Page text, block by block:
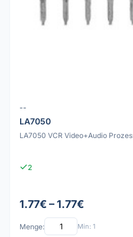
--
LA7050
LA7050 VCR Video+Audio
2
1.77€ – 1.77€
Menge: Min: 1